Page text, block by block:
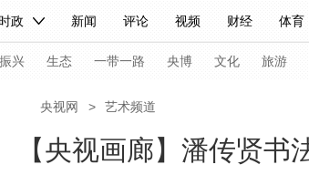
时政 新闻 评论 视频 财经 体育
平 联播+ 中国领导人 央视快评 习式妙语
栏目大全 节目单 听音 微视频 主持人
iPanda English Монгол
兴 生态 一带一路 央博 文化 旅游
央视网 > 艺术频道
【央视画廊】潘传贤书